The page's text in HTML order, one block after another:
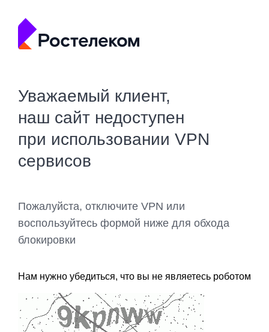
Уважаемый клиент,
наш сайт недоступен
при использовании VPN
сервисов
Пожалуйста, отключите VPN или
воспользуйтесь формой ниже для обхода
блокировки
Нам нужно убедиться, что вы не являетесь роботом